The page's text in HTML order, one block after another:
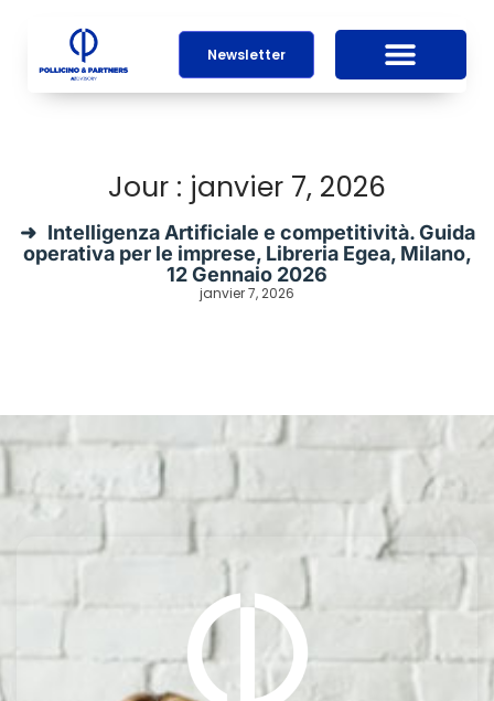
Newsletter
Jour : janvier 7, 2026
Intelligenza Artificiale e competitività. Guida
operativa per le imprese, Libreria Egea, Milano,
12 Gennaio 2026
janvier 7, 2026